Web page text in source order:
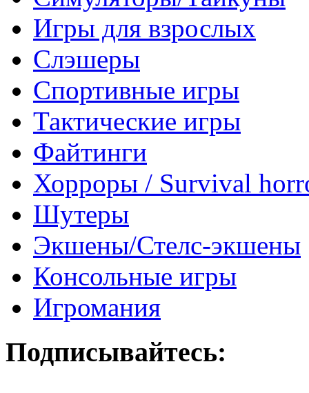
Игры для взрослых
Слэшеры
Спортивные игры
Тактические игры
Файтинги
Хорроры / Survival
Шутеры
Экшены/Стелс-экшены
Консольные игры
Игромания
Подписывайтесь: